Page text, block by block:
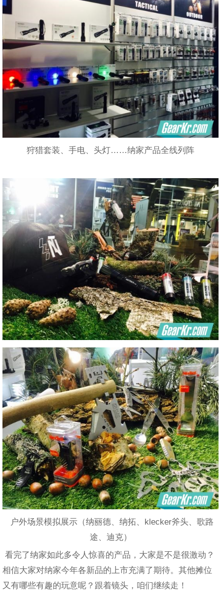
狩猎套装、手电、头灯……纳家产品全线列阵
户外场景模拟展示（纳丽德、纳拓、klecker斧头、歌路
途、迪克）
看完了纳家如此多令人惊喜的产品，大家是不是很激动？
相信大家对纳家今年各新品的上市充满了期待。其他摊位
又有哪些有趣的玩意呢？跟着镜头，咱们继续走！